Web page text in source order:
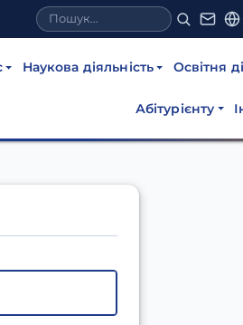
Наукова діяльність Освітня
Абітурієнту